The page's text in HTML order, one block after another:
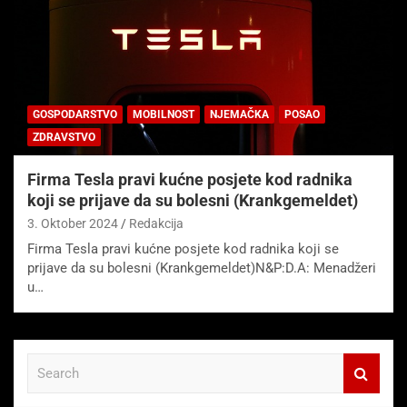
GOSPODARSTVO MOBILNOST NJEMAČKA
POSAO
ZDRAVSTVO
Firma Tesla pravi kućne posjete kod radnika
koji se prijave da su bolesni (Krankgemeldet)
3. Oktober 2024 Redakcija
Firma Tesla pravi kućne posjete kod radnika koji se
prijave da su bolesni (Krankgemeldet)N&P:D.A: Menadžeri
u…